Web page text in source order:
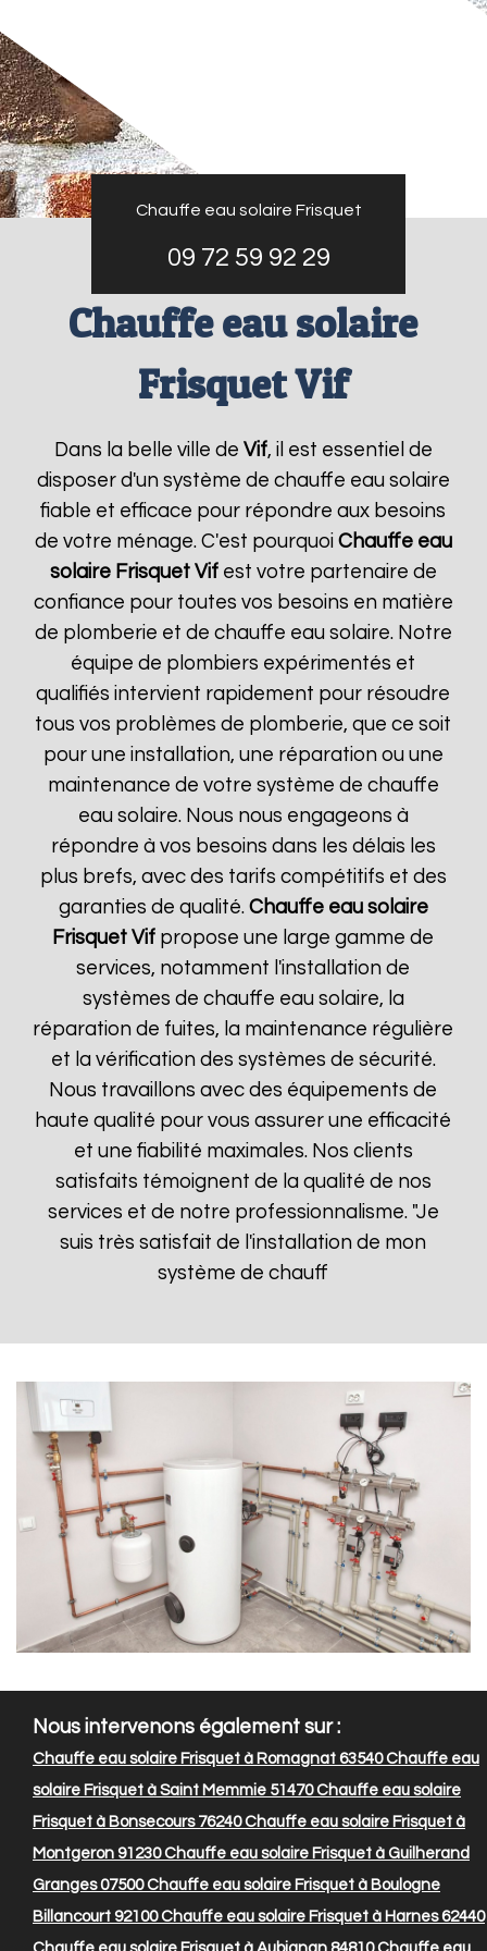
Chauffe eau solaire Frisquet
09 72 59 92 29
Chauffe eau solaire
Frisquet Vif
Dans la belle ville de Vif, il est essentiel de
disposer d'un système de chauffe eau solaire
fiable et efficace pour répondre aux besoins
de votre ménage. C'est pourquoi Chauffe eau
solaire Frisquet Vifest votre partenaire de
confiance pour toutes vos besoins en matière
de plomberie et de chauffe eau solaire. Notre
équipe de plombiers expérimentés et
qualifiés intervient rapidement pour résoudre
tous vos problèmes de plomberie, que ce soit
pour une installation, une réparation ou une
maintenance de votre système de chauffe
eau solaire. Nous nous engageons à
répondre à vos besoins dans les délais les
plus brefs, avec des tarifs compétitifs et des
garanties de qualité. Chauffe eau solaire
Frisquet Vif propose une large gamme de
services, notamment l'installation de
systèmes de chauffe eau solaire, la
réparation de fuites, la maintenance régulière
et la vérification des systèmes de sécurité.
Nous travaillons avec des équipements de
haute qualité pour vous assurer une efficacité
et une fiabilité maximales. Nos clients
satisfaits témoignent de la qualité de nos
services et de notre professionnalisme. "Je
suis très satisfait de l'installation de mon
système de chauff
Nous intervenons également sur :
Chauffe eau solaire Frisquet à Romagnat 63540Chauffe eau
solaire Frisquet à Saint Memmie 51470Chauffe eau solaire
Frisquet à Bonsecours 76240Chauffe eau solaire Frisquet à
Montgeron 91230Chauffe eau solaire Frisquet à Guilherand
Granges 07500Chauffe eau solaire Frisquet à Boulogne
Billancourt 92100Chauffe eau solaire Frisquet à Harnes 62440